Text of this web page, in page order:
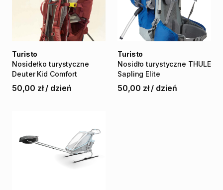
Nosidełko turystyczne
Deuter Kid Comfort
Turisto
50,00 zł / dzień
Nosidło turystyczne THULE
Sapling Elite
Turisto
50,00 zł / dzień